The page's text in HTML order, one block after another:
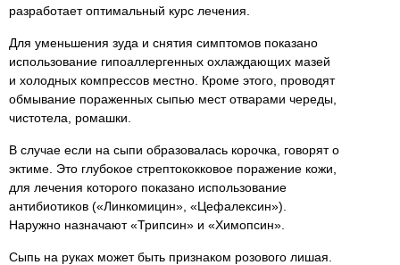
разработает оптимальный курс лечения.
Для уменьшения зуда и снятия симптомов показано
использование гипоаллергенных охлаждающих мазей
и холодных компрессов местно. Кроме этого, проводят
обмывание пораженных сыпью мест отварами череды,
чистотела, ромашки.
В случае если на сыпи образовалась корочка, говорят о
эктиме. Это глубокое стрептококковое поражение кожи,
для лечения которого показано использование
антибиотиков («Линкомицин», «Цефалексин»).
Наружно назначают «Трипсин» и «Химопсин».
Сыпь на руках может быть признаком розового лишая.